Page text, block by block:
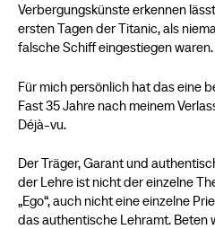
Verbergungskünste erkennen
ersten Tagen der Titanic, als
falsche Schiff eingestiegen waren.
Für mich persönlich hat das eine
Fast 35 Jahre nach meinem
Déjà-vu.
Der Träger, Garant und
der Lehre ist nicht der einzelne
„Ego“, auch nicht eine einzelne
das authentische Lehramt. Beten